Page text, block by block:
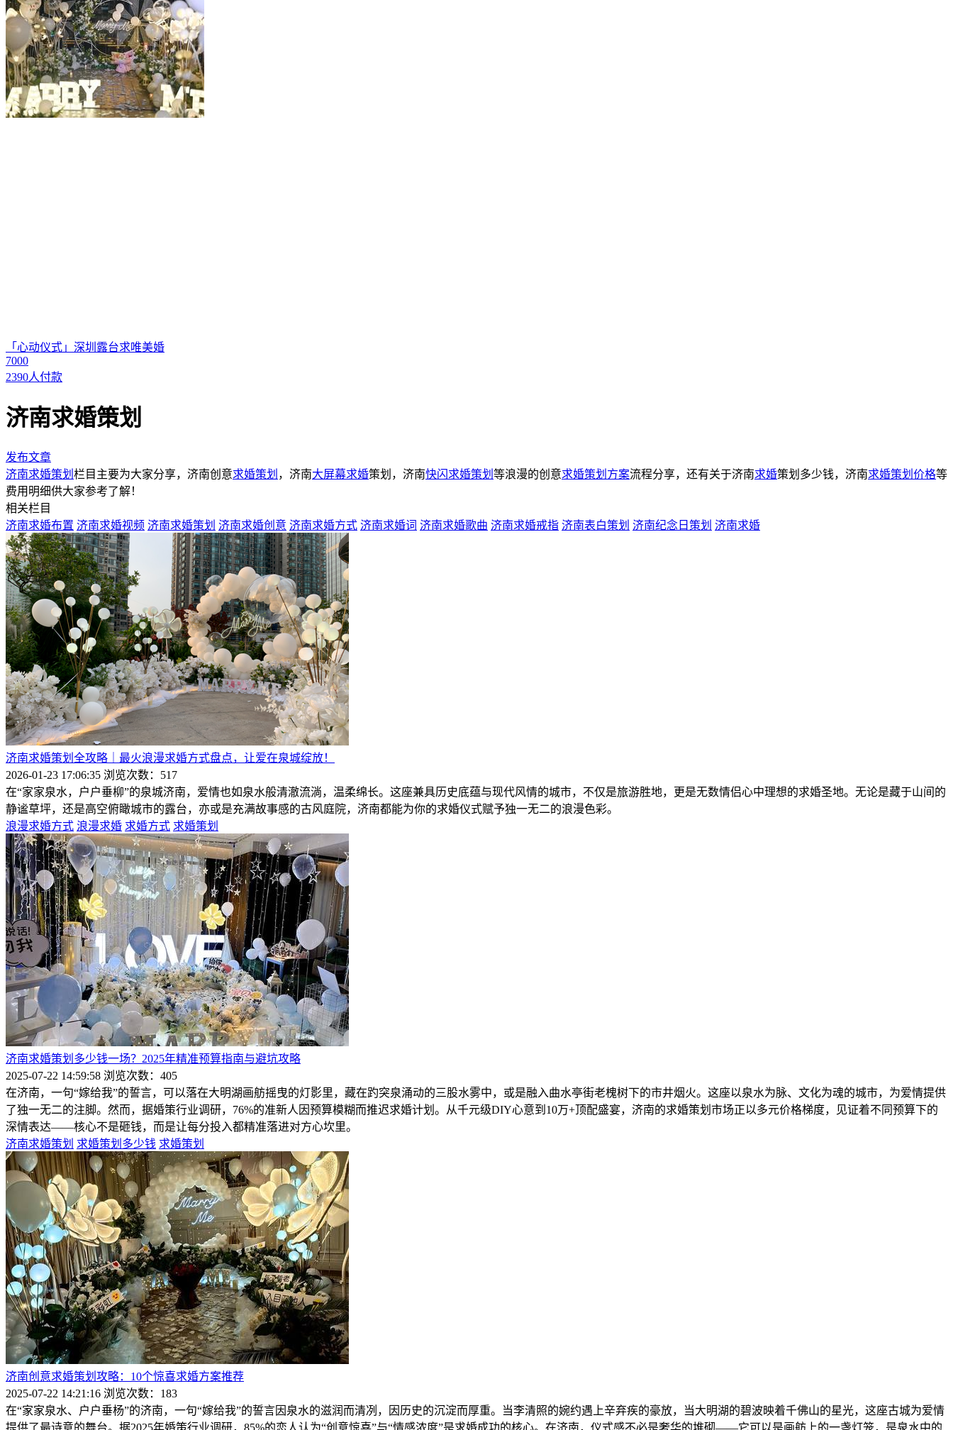
「心动仪式」深圳露台求唯美婚
7000
2390人付款
济南求婚策划
发布文章
济南求婚策划 栏目主要为大家分享，济南创意求婚策划 ，济南大屏幕求婚策划，济南快闪求婚策划 等浪漫的创意求婚策划方案流程分享，还有关于济南求婚策划多少钱，济南求婚策划价格等
费用明细供大家参考了解！
相关栏目
济南求婚布置 济南求婚视频 济南求婚策划 济南求婚创意 济南求婚方式 济南求婚词 济南求婚歌曲 济南求婚戒指 济南表白策划 济南纪念日策划 济南求婚
济南求婚策划全攻略｜最火浪漫求婚方式盘点，让爱在泉城绽放！
2026-01-23 17:06:35 浏览次数：517
在“家家泉水，户户垂柳”的泉城济南，爱情也如泉水般清澈流淌，温柔绵长。这座兼具历史底蕴与现代风情的城市，不仅是旅游胜地，更是无数情侣心中理想的求婚圣地。无论是藏于山间的
静谧草坪，还是高空俯瞰城市的露台，亦或是充满故事感的古风庭院，济南都能为你的求婚仪式赋予独一无二的浪漫色彩。
浪漫求婚方式 浪漫求婚 求婚方式 求婚策划
济南求婚策划多少钱一场？2025年精准预算指南与避坑攻略
2025-07-22 14:59:58 浏览次数：405
在济南，一句“嫁给我”的誓言，可以落在大明湖画舫摇曳的灯影里，藏在趵突泉涌动的三股水雾中，或是融入曲水亭街老槐树下的市井烟火。这座以泉水为脉、文化为魂的城市，为爱情提供
了独一无二的注脚。然而，据婚策行业调研，76%的准新人因预算模糊而推迟求婚计划。从千元级DIY心意到10万+顶配盛宴，济南的求婚策划市场正以多元价格梯度，见证着不同预算下的
深情表达——核心不是砸钱，而是让每分投入都精准落进对方心坎里。
济南求婚策划 求婚策划多少钱 求婚策划
济南创意求婚策划攻略：10个惊喜求婚方案推荐
2025-07-22 14:21:16 浏览次数：183
在“家家泉水、户户垂杨”的济南，一句“嫁给我”的誓言因泉水的滋润而清冽，因历史的沉淀而厚重。当李清照的婉约遇上辛弃疾的豪放，当大明湖的碧波映着千佛山的星光，这座古城为爱情
提供了最诗意的舞台。据2025年婚策行业调研，85%的恋人认为“创意惊喜”与“情感浓度”是求婚成功的核心。在济南，仪式感不必是奢华的堆砌——它可以是画舫上的一盏灯笼，是泉水中的